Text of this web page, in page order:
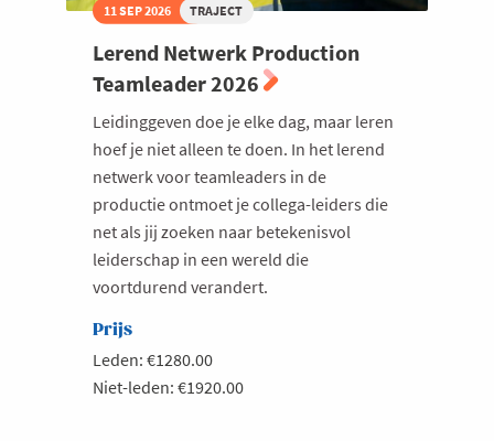
11 SEP 2026 TRAJECT
Lerend Netwerk Production
Teamleader 2026
Leidinggeven doe je elke dag, maar leren
hoef je niet alleen te doen. In het lerend
netwerk voor teamleaders in de
productie ontmoet je collega-leiders die
net als jij zoeken naar betekenisvol
leiderschap in een wereld die
voortdurend verandert.
Prijs
Leden: €1280.00
Niet-leden: €1920.00